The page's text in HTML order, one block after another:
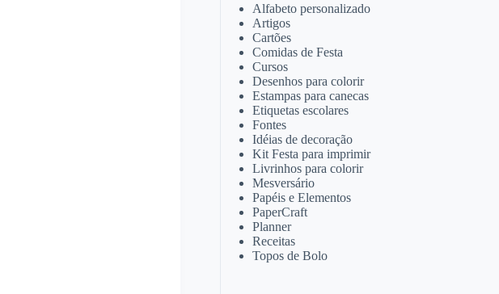
Alfabeto personalizado
Artigos
Cartões
Comidas de Festa
Cursos
Desenhos para colorir
Estampas para canecas
Etiquetas escolares
Fontes
Idéias de decoração
Kit Festa para imprimir
Livrinhos para colorir
Mesversário
Papéis e Elementos
PaperCraft
Planner
Receitas
Topos de Bolo